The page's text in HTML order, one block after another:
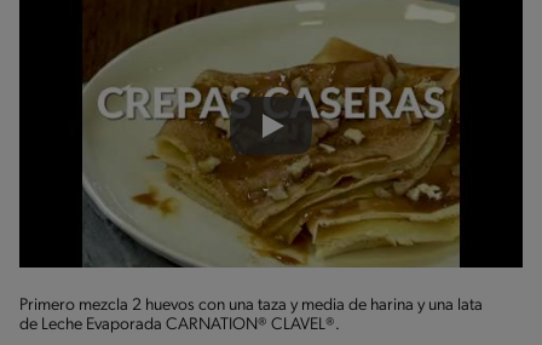
Play
Primero mezcla 2 huevos con una taza y media de harina y una lata
de Leche Evaporada CARNATION® CLAVEL®.